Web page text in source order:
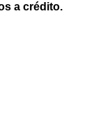
a crédito.